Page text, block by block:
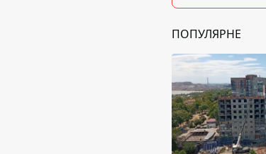
ПОПУЛЯРНЕ